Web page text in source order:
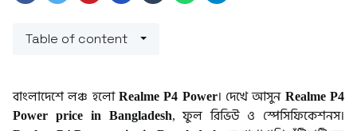
Table of content
বাংলাদেশে লঞ্চ হলো Realme P4 Power। দেখে আসুন Realme P4
Power price in Bangladesh, ফুল রিভিউ ও স্পেসিফিকেশনস।